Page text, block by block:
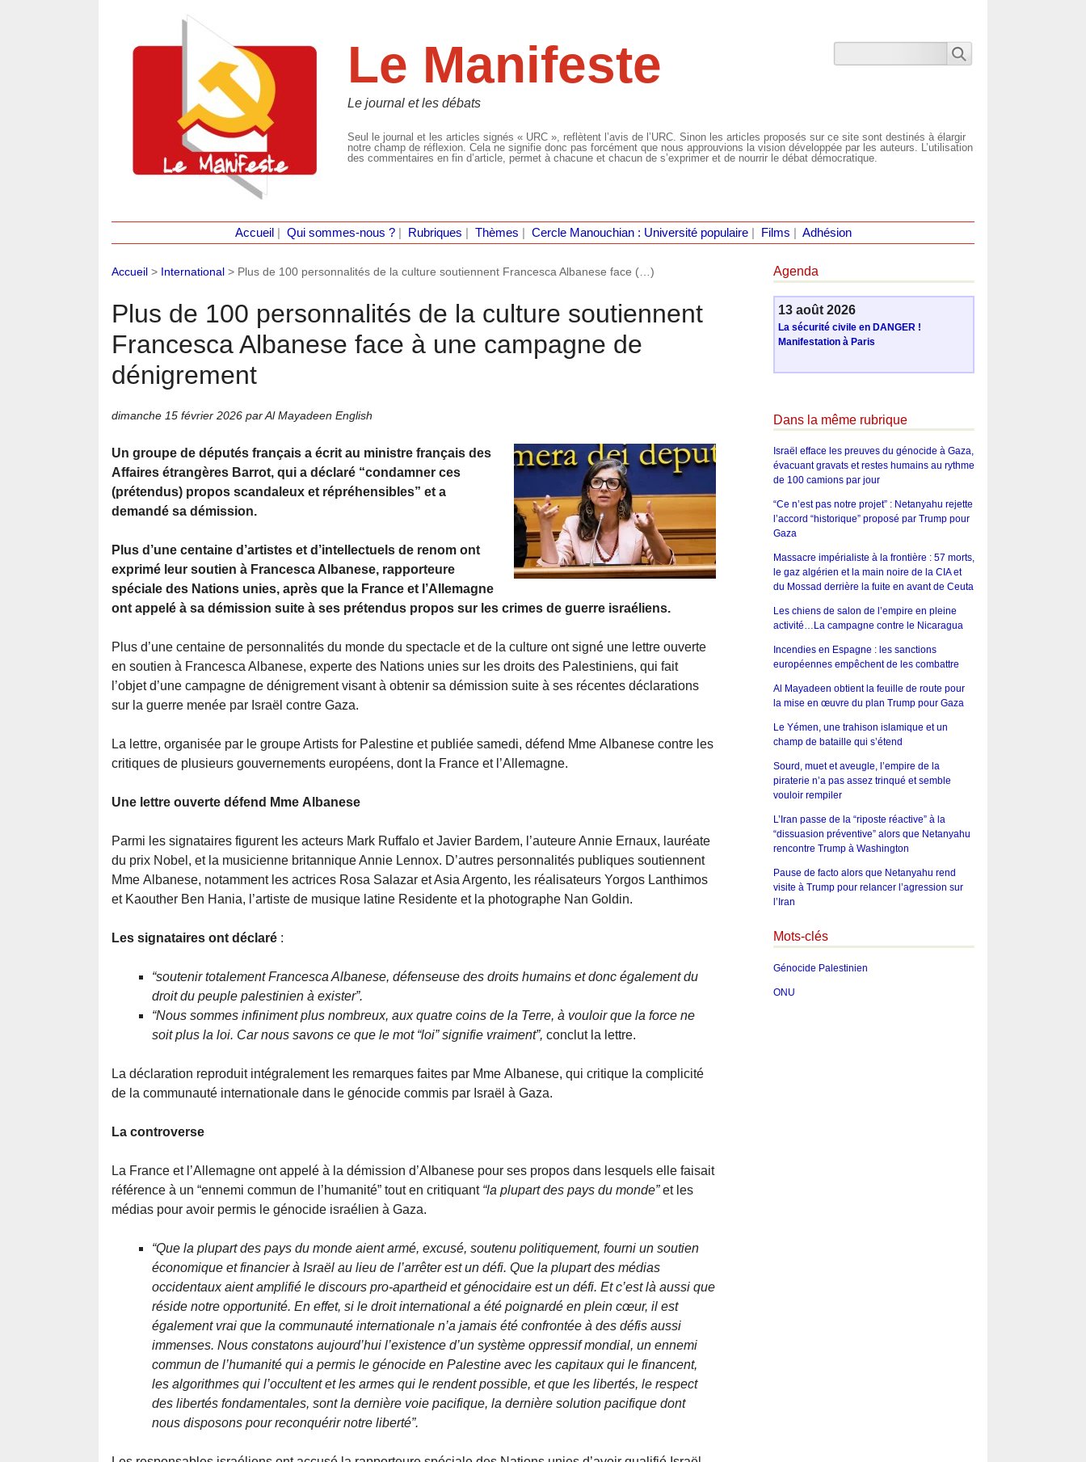
Le Manifeste
Le journal et les débats
Seul le journal et les articles signés « URC », reflètent l’avis de l’URC. Sinon les articles proposés sur ce site sont destinés à élargir
notre champ de réflexion. Cela ne signifie donc pas forcément que nous approuvions la vision développée par les auteurs. L’utilisation
des commentaires en fin d’article, permet à chacune et chacun de s’exprimer et de nourrir le débat démocratique.
Accueil Qui sommes-nous ?| Rubriques Thèmes Cercle Manouchian : Université populaire| Films Adhésion
Accueil > International > Plus de 100 personnalités de la culture soutiennent Francesca Albanese face (…)
Plus de 100 personnalités de la culture soutiennent
Francesca Albanese face à une campagne de
dénigrement
dimanche 15 février 2026 par Al Mayadeen English
Un groupe de députés français a écrit au ministre français des
Affaires étrangères Barrot, qui a déclaré “condamner ces
(prétendus) propos scandaleux et répréhensibles” et a
demandé sa démission.
Plus d’une centaine d’artistes et d’intellectuels de renom ont
exprimé leur soutien à Francesca Albanese, rapporteure
spéciale des Nations unies, après que la France et l’Allemagne
ont appelé à sa démission suite à ses prétendus propos sur les crimes de guerre israéliens.
Plus d’une centaine de personnalités du monde du spectacle et de la culture ont signé une lettre ouverte
en soutien à Francesca Albanese, experte des Nations unies sur les droits des Palestiniens, qui fait
l’objet d’une campagne de dénigrement visant à obtenir sa démission suite à ses récentes déclarations
sur la guerre menée par Israël contre Gaza.
La lettre, organisée par le groupe Artists for Palestine et publiée samedi, défend Mme Albanese contre les
critiques de plusieurs gouvernements européens, dont la France et l’Allemagne.
Une lettre ouverte défend Mme Albanese
Parmi les signataires figurent les acteurs Mark Ruffalo et Javier Bardem, l’auteure Annie Ernaux, lauréate
du prix Nobel, et la musicienne britannique Annie Lennox. D’autres personnalités publiques soutiennent
Mme Albanese, notamment les actrices Rosa Salazar et Asia Argento, les réalisateurs Yorgos Lanthimos
et Kaouther Ben Hania, l’artiste de musique latine Residente et la photographe Nan Goldin.
Les signataires ont déclaré :
“soutenir totalement Francesca Albanese, défenseuse des droits humains et donc également du
droit du peuple palestinien à exister”.
“Nous sommes infiniment plus nombreux, aux quatre coins de la Terre, à vouloir que la force ne
soit plus la loi. Car nous savons ce que le mot “loi” signifie vraiment”, conclut la lettre.
La déclaration reproduit intégralement les remarques faites par Mme Albanese, qui critique la complicité
de la communauté internationale dans le génocide commis par Israël à Gaza.
La controverse
La France et l’Allemagne ont appelé à la démission d’Albanese pour ses propos dans lesquels elle faisait
référence à un “ennemi commun de l’humanité” tout en critiquant “la plupart des pays du monde”et les
médias pour avoir permis le génocide israélien à Gaza.
“Que la plupart des pays du monde aient armé, excusé, soutenu politiquement, fourni un soutien
économique et financier à Israël au lieu de l’arrêter est un défi. Que la plupart des médias
occidentaux aient amplifié le discours pro-apartheid et génocidaire est un défi. Et c’est là aussi que
réside notre opportunité. En effet, si le droit international a été poignardé en plein cœur, il est
également vrai que la communauté internationale n’a jamais été confrontée à des défis aussi
immenses. Nous constatons aujourd’hui l’existence d’un système oppressif mondial, un ennemi
commun de l’humanité qui a permis le génocide en Palestine avec les capitaux qui le financent,
les algorithmes qui l’occultent et les armes qui le rendent possible, et que les libertés, le respect
des libertés fondamentales, sont la dernière voie pacifique, la dernière solution pacifique dont
nous disposons pour reconquérir notre liberté”.
Agenda
13 août 2026
La sécurité civile en DANGER !
Manifestation à Paris
Dans la même rubrique
Israël efface les preuves du génocide à Gaza,
évacuant gravats et restes humains au rythme
de 100 camions par jour
“Ce n’est pas notre projet” : Netanyahu rejette
l’accord “historique” proposé par Trump pour
Gaza
Massacre impérialiste à la frontière : 57 morts,
le gaz algérien et la main noire de la CIA et
du Mossad derrière la fuite en avant de Ceuta
Les chiens de salon de l’empire en pleine
activité…La campagne contre le Nicaragua
Incendies en Espagne : les sanctions
européennes empêchent de les combattre
Al Mayadeen obtient la feuille de route pour
la mise en œuvre du plan Trump pour Gaza
Le Yémen, une trahison islamique et un
champ de bataille qui s’étend
Sourd, muet et aveugle, l’empire de la
piraterie n’a pas assez trinqué et semble
vouloir rempiler
L’Iran passe de la “riposte réactive” à la
“dissuasion préventive” alors que Netanyahu
rencontre Trump à Washington
Pause de facto alors que Netanyahu rend
visite à Trump pour relancer l’agression sur
l’Iran
Mots-clés
Génocide Palestinien
ONU